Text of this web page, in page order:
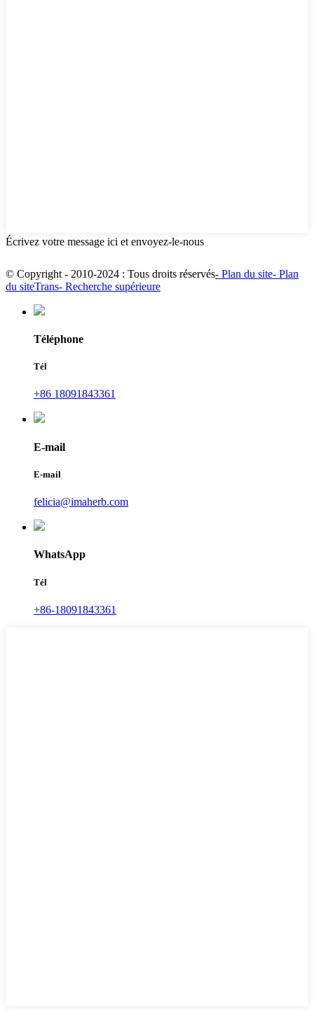
Écrivez votre message ici et envoyez-le-nous
© Copyright - 2010-2024 : Tous droits réservés- Plan du site- Plan
du siteTrans- Recherche supérieure
Téléphone
Tél
+86 18091843361
E-mail
E-mail
felicia@imaherb.com
WhatsApp
Tél
+86-18091843361